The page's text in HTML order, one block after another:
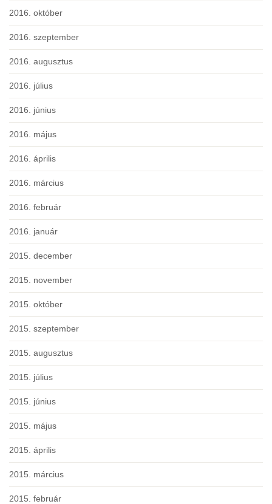
2016. október
2016. szeptember
2016. augusztus
2016. július
2016. június
2016. május
2016. április
2016. március
2016. február
2016. január
2015. december
2015. november
2015. október
2015. szeptember
2015. augusztus
2015. július
2015. június
2015. május
2015. április
2015. március
2015. február